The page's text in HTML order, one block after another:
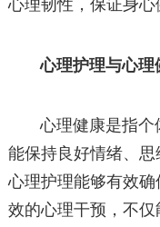
心理韧性，保证身心
心理护理与心理
心理健康是指个
能保持良好情绪、
心理护理能够有效
效的心理干预，不